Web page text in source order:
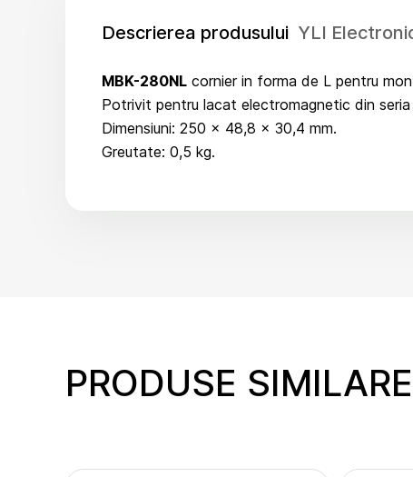
Descrierea produsului YLI
MBK-280NL cornier in forma de L pentru
Potrivit pentru lacat electromagnetic din
Dimensiuni: 250 x 48,8 x 30,4 mm.
Greutate: 0,5 kg.
PRODUSE SIMILARE